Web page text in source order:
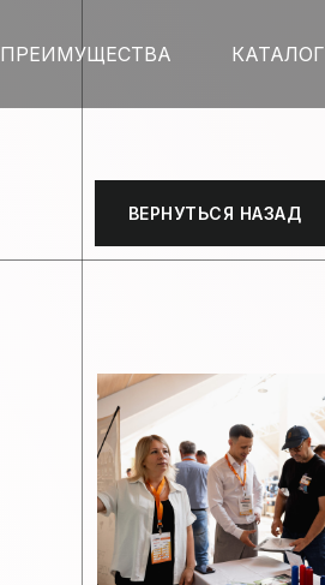
ПРЕИМУЩЕСТВА КАТАЛОГ
ВЕРНУТЬСЯ НАЗАД